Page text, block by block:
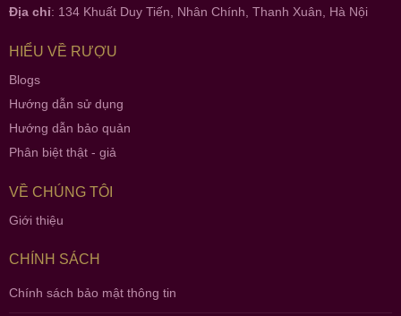
Địa chỉ: 134 Khuất Duy Tiến, Nhân Chính, Thanh Xuân, Hà Nội
HIỂU VỀ RƯỢU
Blogs
Hướng dẫn sử dụng
Hướng dẫn bảo quản
Phân biệt thật - giả
VỀ CHÚNG TÔI
Giới thiệu
CHÍNH SÁCH
Chính sách bảo mật thông tin